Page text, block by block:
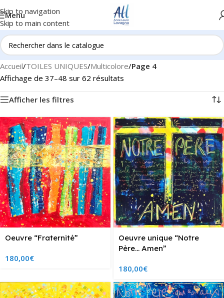
Skip to navigation
Skip to main content
Menu
Accueil/TOILES UNIQUES/Multicolore/Page 4
Affichage de 37–48 sur 62 résultats
Afficher les filtres
Oeuvre “Fraternité”
180,00€
Oeuvre unique “Notre
Père… Amen”
180,00€